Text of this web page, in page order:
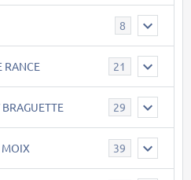
8
RANCE 21
29
MOIX 39